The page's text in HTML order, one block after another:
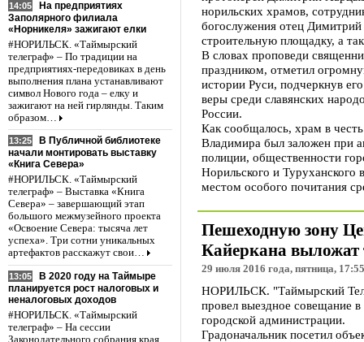
14:05
На предприятиях
Заполярного филиала
«Норникеля» зажигают елки
#НОРИЛЬСК. «Таймырский
телеграф» – По традиции на
предприятиях-передовиках в день
выполнения плана устанавливают
символ Нового года – елку и
зажигают на ней гирлянды. Таким
образом…
13:25
В Публичной библиотеке
начали монтировать выставку
«Книга Севера»
#НОРИЛЬСК. «Таймырский
телеграф» – Выставка «Книга
Севера» – завершающий этап
большого межмузейного проекта
«Освоение Севера: тысяча лет
успеха». Три сотни уникальных
артефактов расскажут свои…
13:05
В 2020 году на Таймыре
планируется рост налоговых и
неналоговых доходов
#НОРИЛЬСК. «Таймырский
телеграф» – На сессии
Законодательного собрания края
норильских храмов,
богослужения отец
строительную площадку, а
В словах проповеди
праздником, отметил
истории Руси, подчеркнув
веры среди славянских
России.
Как сообщалось, храм в честь
Владимира был заложен при
полиции, общественности
Норильского и Туруханского
местом особого почитания
Пешеходную зону
Кайеркана выложат
29 июля 2016 года, пятница, 17:55
НОРИЛЬСК. "Таймырский
провел выездное совещание
городской администрации.
Градоначальник посетил